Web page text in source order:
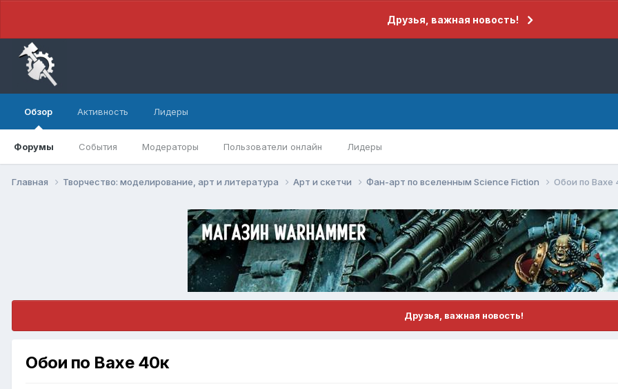
Друзья, важная новость!
Обзор
Форумы События Модераторы Пользователи онлайн Лидеры
Активность Лидеры
Главная Творчество: моделирование, арт и литература Арт и скетчи Фан-арт по вселенным Science Fiction Обои по Вахе
Друзья, важная новость!
Обои по Вахе 40к